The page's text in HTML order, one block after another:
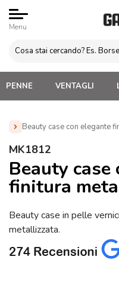
Menu
PENNE VENTAGLI
Beauty case con elegante
Home »
finitura metallizzata
MK1812
Beauty case
finitura
Beauty case in pelle
metallizzata.